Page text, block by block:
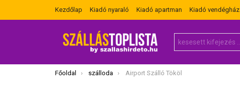
Kezdőlap Kiadó nyaraló Kiadó apartman Kiadó vendégház
for:
Itt vagy most:
Főoldal szálloda Airport Szálló Tököl